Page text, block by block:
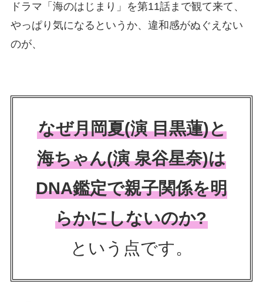
ドラマ「海のはじまり」を第11話まで観て来て、
やっぱり気になるというか、違和感がぬぐえない
のが、
なぜ月岡夏(演 目黒蓮)と
海ちゃん(演 泉谷星奈)は
DNA鑑定で親子関係を明
らかにしないのか?
という点です。